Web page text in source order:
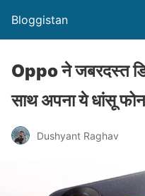
Bloggistan
Oppo ने जबरदस्त
साथ अपना ये धांसू
Dushyant Raghav